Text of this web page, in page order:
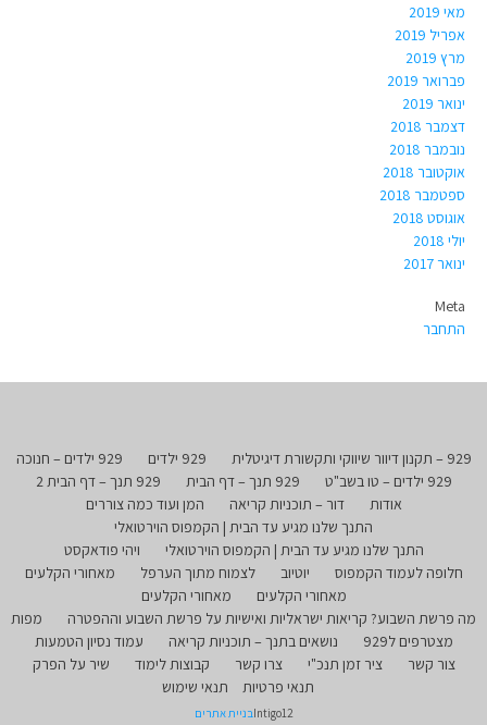
מאי 2019
אפריל 2019
מרץ 2019
פברואר 2019
ינואר 2019
דצמבר 2018
נובמבר 2018
אוקטובר 2018
ספטמבר 2018
אוגוסט 2018
יולי 2018
ינואר 2017
Meta
התחבר
929 – תקנון דיוור שיווקי ותקשורת דיגיטלית 929 ילדים
929 ילדים – חנוכה
929 ילדים – טו בשב"ט
929 תנך – דף הבית
929 תנך – דף הבית 2
אודות
דור – תוכניות קריאה
המן ועוד כמה צוררים
התנך שלנו מגיע עד הבית | הקמפוס הוירטואלי
התנך שלנו מגיע עד הבית | הקמפוס הוירטואלי
ויהי פודאקסט
חלופה לעמוד הקמפוס
יוטיוב לצמוח מתוך הערפל
מאחורי הקלעים
מאחורי הקלעים
מאחורי הקלעים
מה פרשת השבוע? קריאות ישראליות ואישיות על פרשת השבוע וההפטרה
מפות
מצטרפים ל929
נושאים בתנך – תוכניות קריאה
עמוד נסיון הטמעות
צור קשר
ציר זמן תנכ"י צרו קשר קבוצות לימוד
שיר על הפרק
תנאי פרטיות
תנאי שימוש
Intigo12בניית אתרים